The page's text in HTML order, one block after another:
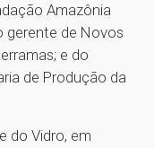
Amazônia
gerente de Novos
e do
de Produção da
do Vidro, em